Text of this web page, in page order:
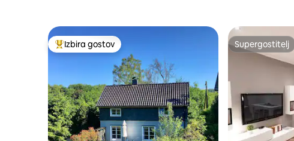
Najbolj priljubljena prenočišča z značko »Izbira gostov«
Izbira gostov Supergostitelj
Supergostitelj